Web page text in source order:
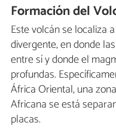
Formación del
Este volcán se localiza
divergente, en donde
entre sí y donde el
profundas.
África Oriental, una
Africana se está
placas.